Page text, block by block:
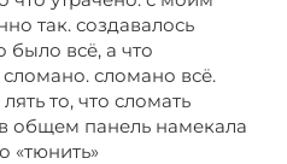
так. создавалось
всё, а что
сломано всё.
то, что сломать
общем панель намекала
«тюнить»